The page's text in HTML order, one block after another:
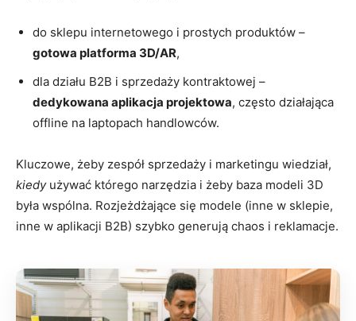
do sklepu internetowego i prostych produktów –
gotowa platforma 3D/AR,
dla działu B2B i sprzedaży kontraktowej –
dedykowana aplikacja projektowa, często działająca
offline na laptopach handlowców.
Kluczowe, żeby zespół sprzedaży i marketingu wiedział,
kiedyużywać którego narzędzia i żeby baza modeli 3D
była wspólna. Rozjeżdżające się modele (inne w sklepie,
inne w aplikacji B2B) szybko generują chaos i reklamacje.